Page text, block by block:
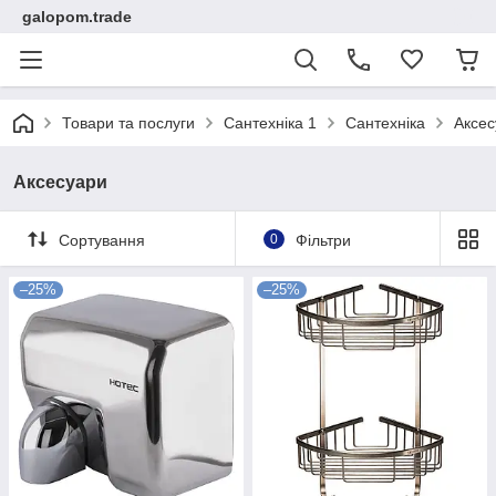
galopom.trade
Товари та послуги Сантехніка 1 Сантехніка
Аксесуари
Сортування 0 Фільтри
–25% –25%